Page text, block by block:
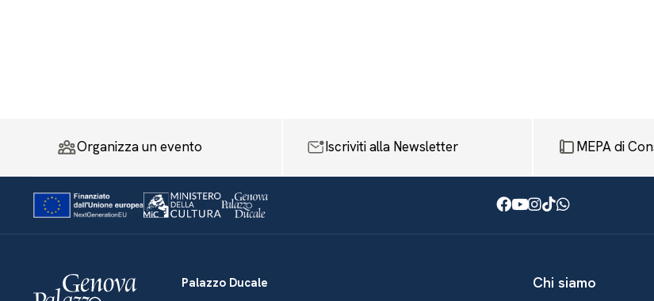
Organizza un evento Iscriviti alla Newsletter MEPA di
Facebook
Youtube
Instagram
TikTok
WhatsApp
Palazzo Ducale
Chi siamo